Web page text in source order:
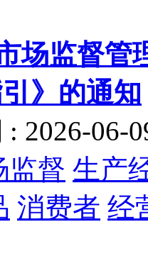
场监督管
》的通知
: 2026-06-
监督 生产
消费者 经